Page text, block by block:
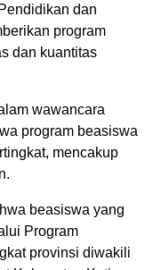
dan
program
dan kuantitas
wawancara
program beasiswa
mencakup
beasiswa yang
Program
provinsi diwakili